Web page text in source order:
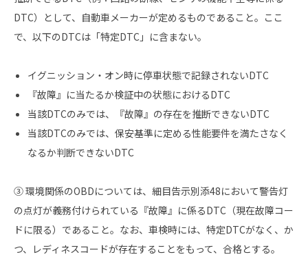
DTC）として、自動車メーカーが定めるものであること。ここ
で、以下のDTCは「特定DTC」に含まない。
イグニッション・オン時に停車状態で記録されないDTC
『故障』に当たるか検証中の状態におけるDTC
当該DTCのみでは、『故障』の存在を推断できないDTC
当該DTCのみでは、保安基準に定める性能要件を満たさなく
なるか判断できないDTC
③ 環境関係のOBDについては、細目告示別添48において警告灯
の点灯が義務付けられている『故障』に係るDTC（現在故障コー
ドに限る）であること。なお、車検時には、特定DTCがなく、か
つ、レディネスコードが存在することをもって、合格とする。